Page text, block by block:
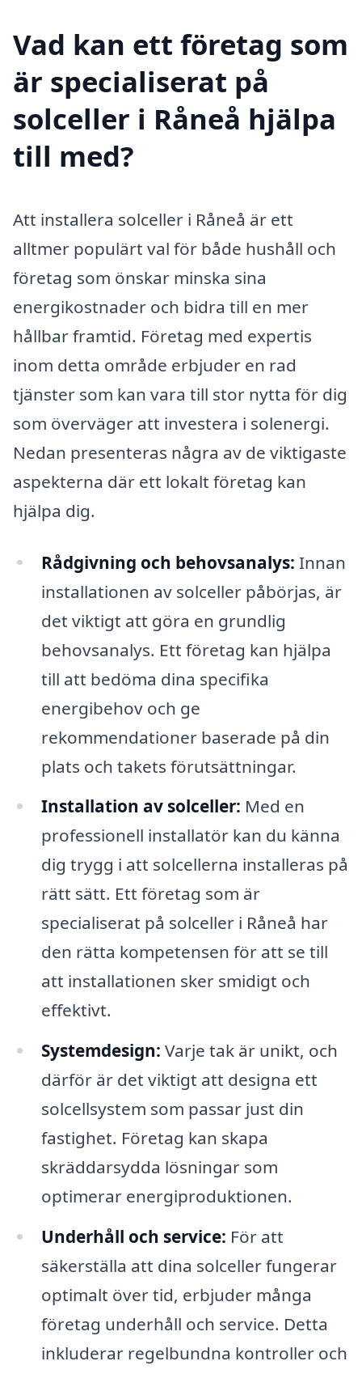
Vad kan ett företag som
är specialiserat på
solceller i Råneå hjälpa
till med?
Att installera solceller i Råneå är ett
alltmer populärt val för både hushåll och
företag som önskar minska sina
energikostnader och bidra till en mer
hållbar framtid. Företag med expertis
inom detta område erbjuder en rad
tjänster som kan vara till stor nytta för dig
som överväger att investera i solenergi.
Nedan presenteras några av de viktigaste
aspekterna där ett lokalt företag kan
hjälpa dig.
Rådgivning och behovsanalys: Innan
installationen av solceller påbörjas, är
det viktigt att göra en grundlig
behovsanalys. Ett företag kan hjälpa
till att bedöma dina specifika
energibehov och ge
rekommendationer baserade på din
plats och takets förutsättningar.
Installation av solceller: Med en
professionell installatör kan du känna
dig trygg i att solcellerna installeras på
rätt sätt. Ett företag som är
specialiserat på solceller i Råneå har
den rätta kompetensen för att se till
att installationen sker smidigt och
effektivt.
Systemdesign: Varje tak är unikt, och
därför är det viktigt att designa ett
solcellsystem som passar just din
fastighet. Företag kan skapa
skräddarsydda lösningar som
optimerar energiproduktionen.
Underhåll och service: För att
säkerställa att dina solceller fungerar
optimalt över tid, erbjuder många
företag underhåll och service. Detta
inkluderar regelbundna kontroller och